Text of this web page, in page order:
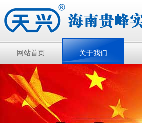
网站首页 关于我们